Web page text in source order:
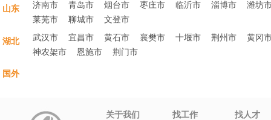
山东 济南市 青岛市 烟台市 枣庄市 临沂市 淄博市
潍坊
莱芜市
聊城市 文登市
湖北 武汉市 宜昌市 黄石市 襄樊市 十堰市 荆州市
黄冈
神农架市
恩施市 荆门市
国外
关于我们 找工作 找人才